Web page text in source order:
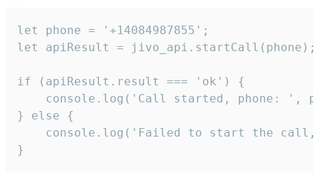
let phone = '+14084987855';
let apiResult = jivo_api.startCall(phone);
if (apiResult.result === 'ok') {
console.log('Call started, phone: ',
} else {
console.log('Failed to start the
}